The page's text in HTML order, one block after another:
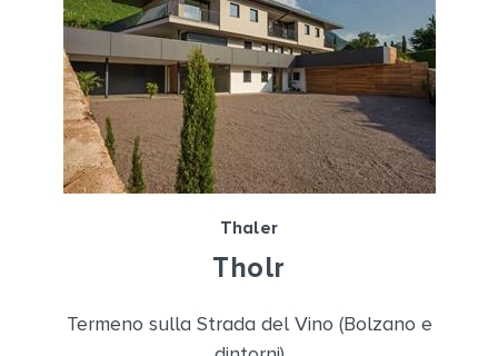
Thaler
Tholr
Termeno sulla Strada del Vino (Bolzano e